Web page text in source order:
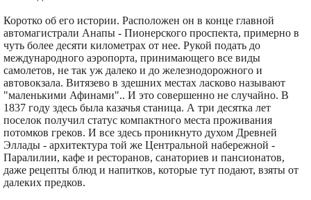
Коротко об его истории. Расположен он в конце главной
автомагистрали Анапы - Пионерского проспекта, примерно в
чуть более десяти километрах от нее. Рукой подать до
международного аэропорта, принимающего все виды
самолетов, не так уж далеко и до железнодорожного и
автовокзала. Витязево в здешних местах ласково называют
"маленькими Афинами".. И это совершенно не случайно. В
1837 году здесь была казачья станица. А три десятка лет
поселок получил статус компактного места проживания
потомков греков. И все здесь проникнуто духом Древней
Эллады - архитектура той же Центральной набережной -
Паралилии, кафе и ресторанов, санаториев и пансионатов,
даже рецепты блюд и напитков, которые тут подают, взяты от
далеких предков.